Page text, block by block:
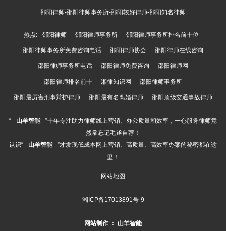
邵阳律师-邵阳律师事务所-邵阳较好律师-邵阳知名律师
热点: 邵阳律师 邵阳律师事务所 邵阳律师事务所排名前十位
邵阳律师事务所免费咨询电话 邵阳律师协会 邵阳律师在线咨询
邵阳律师事务所电话 邵阳律师免费咨询 邵阳律师网
邵阳律师排名前十 湘律知识网 邵阳律师事务所
邵阳最厉害刑事辩护律师 邵阳最有名离婚律师 邵阳顶级交通事故律师
“ 山羊智能
”十年专注助力律师线上营销、办公质量和效率，一心服务律师竟
然常忘记毛遂自荐！
认识“
山羊智能
”才发现低成本网上营销、高质量、高效率办案的秘密都在这
里！
网站地图
湘ICP备17013891号-9
网站制作 : 山羊智能